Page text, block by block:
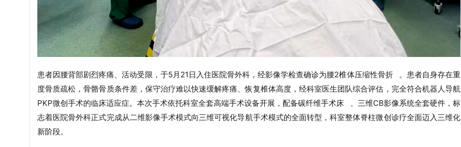
患者因腰背部剧烈疼痛、活动受限，于5月21日入住医院骨外科，经影像学检查确诊为腰2椎体压缩性骨折
。患者自身存在重
度骨质疏松，骨骼骨质条件差，保守治疗难以快速缓解疼痛、恢复椎体高度，经科室医生团队综合评估，完全符合机器人导航
PKP微创手术的临床适应症。本次手术依托科室全套高端手术设备开展，配备碳纤维手术床 、三维CB影像系统全套硬件， 标
志着医院骨外科正式完成从二维影像手术模式向三维可视化导航手术模式的全面转型，科室整体脊柱微创诊疗全面迈入三维化
新阶段。